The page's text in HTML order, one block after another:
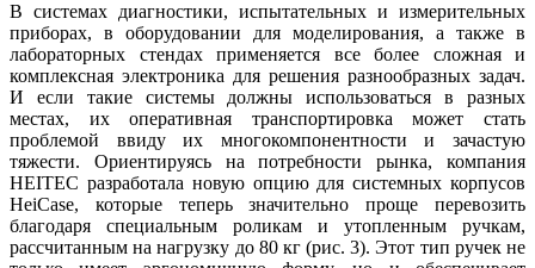
В системах диагностики, испытательных и измерительных
приборах, в оборудовании для моделирования, а также в
лабораторных стендах применяется все более сложная и
комплексная электроника для решения разнообразных задач.
И если такие системы должны использоваться в разных
местах, их оперативная транспортировка может стать
проблемой ввиду их многокомпонентности и зачастую
тяжести. Ориентируясь на потребности рынка, компания
HEITEC разработала новую опцию для системных корпусов
HeiCase, которые теперь значительно проще перевозить
благодаря специальным роликам и утопленным ручкам,
рассчитанным на нагрузку до 80 кг (рис. 3). Этот тип ручек не